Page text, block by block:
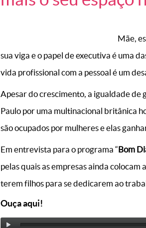
Mãe,
sua viga e o papel de executiva é uma
vida profissional com a pessoal é um
Apesar do crescimento, a igualdade de
Paulo por uma multinacional britânica
são ocupados por mulheres e elas
Em entrevista para o programa “Bom
pelas quais as empresas ainda
terem filhos para se dedicarem ao
Ouça aqui!